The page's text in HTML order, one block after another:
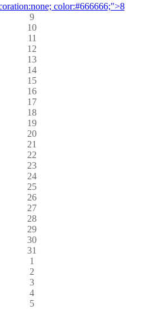
color:#666666;">8
9
10
11
12
13
14
15
16
17
18
19
20
21
22
23
24
25
26
27
28
29
30
31
1
2
3
4
5